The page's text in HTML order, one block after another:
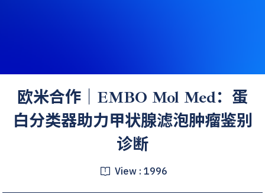
欧米合作｜EMBO Mol Med：蛋
白分类器助力甲状腺滤泡肿瘤鉴别
诊断
View : 1996